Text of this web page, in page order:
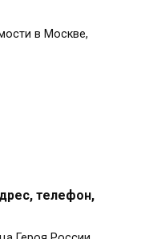
в Москве,
телефон,